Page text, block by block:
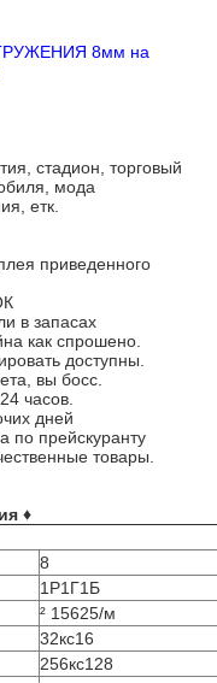
8мм на
стадион, торговый
мода
етк.
приведенного
в запасах
как спрошено.
доступны.
вы босс.
часов.
дней
по прейскуранту
товары.
♦
8
1Р1Г1Б
² 15625/м
32кс16
256кс128